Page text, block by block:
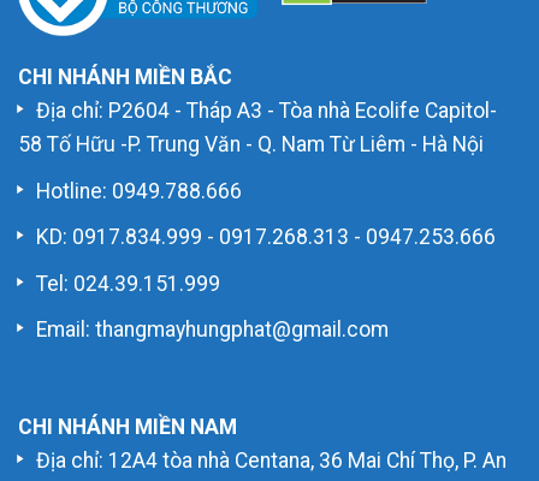
CHI NHÁNH MIỀN BẮC
Địa chỉ: P2604 - Tháp A3 - Tòa nhà Ecolife Capitol-
58 Tố Hữu -P. Trung Văn - Q. Nam Từ Liêm - Hà Nội
Hotline: 0949.788.666
KD: 0917.834.999 - 0917.268.313 - 0947.253.666
Tel: 024.39.151.999
Email: thangmayhungphat@gmail.com
CHI NHÁNH MIỀN NAM
Địa chỉ: 12A4 tòa nhà Centana, 36 Mai Chí Thọ, P. An